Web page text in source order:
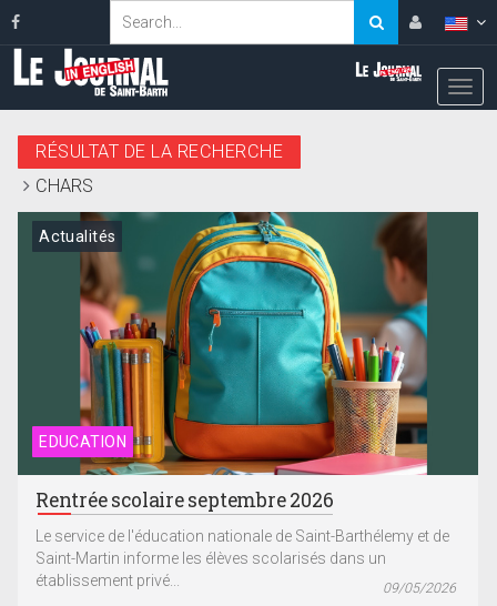
RÉSULTAT DE LA RECHERCHE
CHARS
EDUCATION
Actualités
Rentrée scolaire septembre 2026
Le service de l'éducation nationale de Saint-Barthélemy et de
Saint-Martin informe les élèves scolarisés dans un
établissement privé...
09/05/2026